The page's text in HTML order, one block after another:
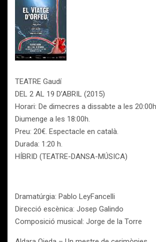
TEATRE Gaudí
DEL 2 AL 19 D’ABRIL (2015)
Horari: De dimecres a dissabte a les
Diumenge a les 18:00h.
Preu: 20€. Espectacle en català.
Durada: 1:20 h.
HÍBRID (TEATRE-DANSA-MÚSICA)
Dramatúrgia: Pablo LeyFancelli
Direcció escènica: Josep Galindo
Composició musical: Jorge de la Torre­­